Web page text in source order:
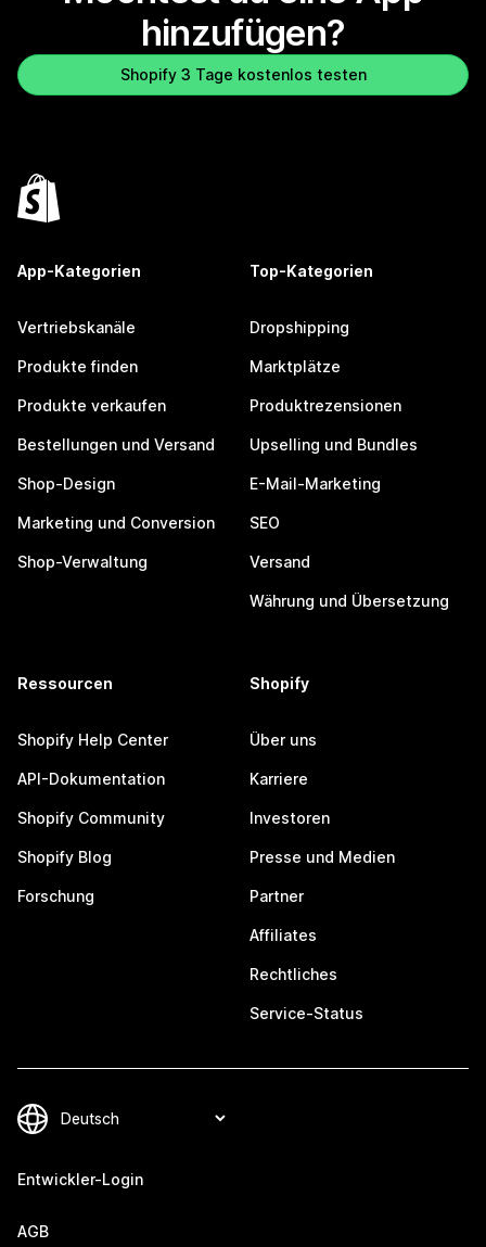
hinzufügen?
Shopify 3 Tage kostenlos testen
App-Kategorien
Vertriebskanäle
Produkte finden
Produkte verkaufen
Bestellungen und Versand
Shop-Design
Marketing und Conversion
Shop-Verwaltung
Top-Kategorien
Dropshipping
Marktplätze
Produktrezensionen
Upselling und Bundles
E-Mail-Marketing
SEO
Versand
Währung und Übersetzung
Ressourcen
Shopify Help Center
API-Dokumentation
Shopify Community
Shopify Blog
Forschung
Shopify
Über uns
Karriere
Investoren
Presse und Medien
Partner
Affiliates
Rechtliches
Service-Status
Entwickler-Login
AGB